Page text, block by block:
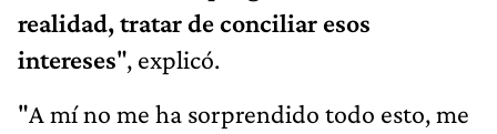
realidad, tratar de conciliar esos
intereses", explicó.
"A mí no me ha sorprendido todo esto, me